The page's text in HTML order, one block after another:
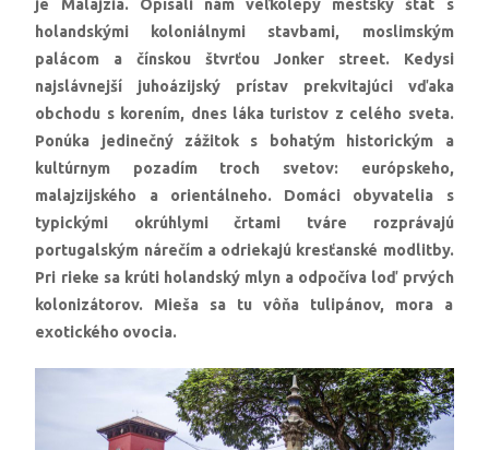
je Malajzia. Opísali nám veľkolepý mestský štát s
holandskými koloniálnymi stavbami, moslimským
palácom a čínskou štvrťou Jonker street. Kedysi
najslávnejší juhoázijský prístav prekvitajúci vďaka
obchodu s korením, dnes láka turistov z celého sveta.
Ponúka jedinečný zážitok s bohatým historickým a
kultúrnym pozadím troch svetov: európskeho,
malajzijského a orientálneho. Domáci obyvatelia s
typickými okrúhlymi črtami tváre rozprávajú
portugalským nárečím a odriekajú kresťanské modlitby.
Pri rieke sa krúti holandský mlyn a odpočíva loď prvých
kolonizátorov. Mieša sa tu vôňa tulipánov, mora a
exotického ovocia.